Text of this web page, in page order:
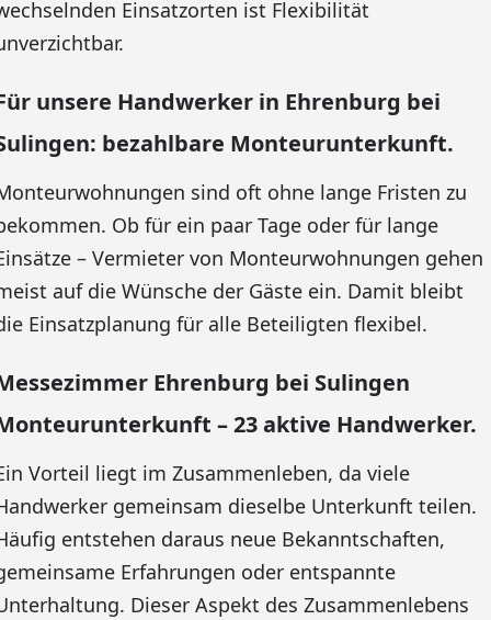
Einsatzorten ist Flexibilität
unsere Handwerker in Ehrenburg bei
bezahlbare Monteurunterkunft.
sind oft ohne lange Fristen zu
Ob für ein paar Tage oder für lange
– Vermieter von Monteurwohnungen gehen
auf die Wünsche der Gäste ein. Damit bleibt
Einsatzplanung für alle Beteiligten flexibel.
Ehrenburg bei Sulingen
– 23 aktive Handwerker.
Vorteil liegt im Zusammenleben, da viele
gemeinsam dieselbe Unterkunft teilen.
entstehen daraus neue Bekanntschaften,
Erfahrungen oder entspannte
Dieser Aspekt des Zusammenlebens